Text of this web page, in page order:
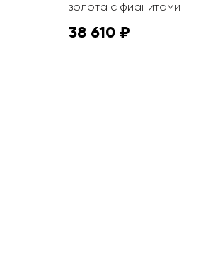
золота с фианитами
38 610 ₽